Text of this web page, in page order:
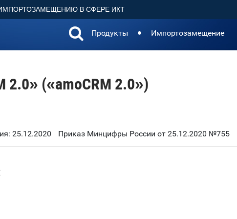
В СФЕРЕ ИКТ
Продукты Импортозамещение
(«amoCRM 2.0»)
25.12.2020 Приказ Минцифры России от 25.12.2020 №755